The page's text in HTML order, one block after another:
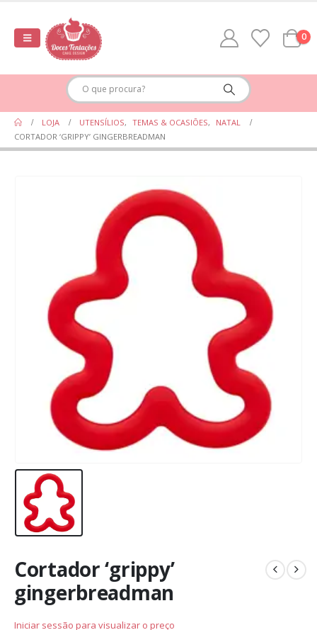
0
LOJA UTENSÍLIOS, TEMAS & OCASIÕES,
NATAL
CORTADOR ‘GRIPPY’ GINGERBREADMAN
Cortador ‘grippy’
gingerbreadman
Iniciar sessão para visualizar o preço